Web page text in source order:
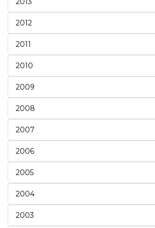
2012
2011
2010
2009
2008
2007
2006
2005
2004
2003